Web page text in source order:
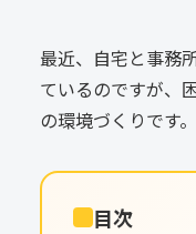
最近、自宅と事務
ているのですが、
の環境づくりです。
目次